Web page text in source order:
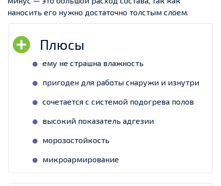
наносить его нужно достаточно толстым слоем.
ему не страшна влажность
пригоден для работы снаружи и изнутри
сочетается с системой подогрева полов
высокий показатель адгезии
морозостойкость
микроармирование